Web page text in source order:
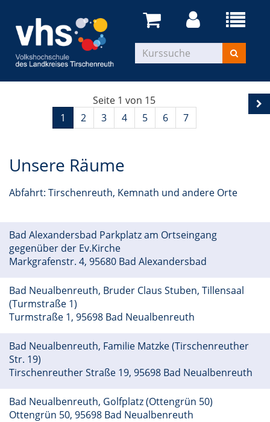
Seite 1 von 15
1
2 3 4 5 6 7
Unsere Räume
Abfahrt: Tirschenreuth, Kemnath und andere Orte
Bad Alexandersbad Parkplatz am Ortseingang
gegenüber der Ev.Kirche
Markgrafenstr. 4, 95680 Bad Alexandersbad
Bad Neualbenreuth, Bruder Claus Stuben, Tillensaal
(Turmstraße 1)
Turmstraße 1, 95698 Bad Neualbenreuth
Bad Neualbenreuth, Familie Matzke (Tirschenreuther
Str. 19)
Tirschenreuther Straße 19, 95698 Bad Neualbenreuth
Bad Neualbenreuth, Golfplatz (Ottengrün 50)
Ottengrün 50, 95698 Bad Neualbenreuth